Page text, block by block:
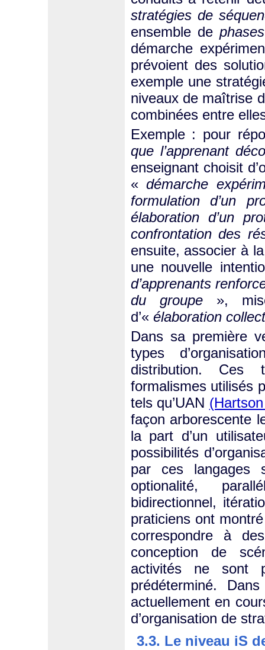
stratégies de
ensemble de phases
démarche
prévoient des
exemple une
niveaux de maîtrise
combinées entre
Exemple : pour
que l’apprenant
enseignant choisit
«démarche
formulation d’un
élaboration d’un
confrontation des
ensuite, associer à
une nouvelle
d’apprenants
du groupe»,
d’« élaboration
Dans sa première
types
distribution. Ces
formalismes utilisés
tels qu’UAN
façon arborescente
la part d’un
possibilités
par ces langages
optionalité,
bidirectionnel,
praticiens ont
correspondre à
conception de
activités ne sont
prédéterminé.
actuellement en
d’organisation de
3.3. Le niveau iS